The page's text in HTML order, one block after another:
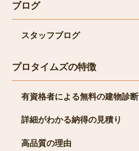
ブログ
スタッフブログ
プロタイムズの特徴
有資格者による無料の建物診断
詳細がわかる納得の見積り
高品質の理由